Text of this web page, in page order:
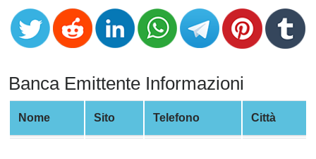
Generator
Random
Credit
Generator
Generate
Credit
Card
Banca Emittente Informazioni
Nome Sito Telefono Città